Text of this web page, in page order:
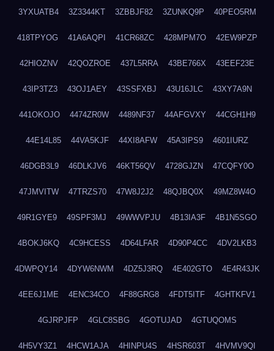
3YXUATB4 3Z3344KT 3ZBBJF82 3ZUNKQ9P 40PEO5RM
418TPYOG 41A6AQPI 41CR68ZC 428MPM7O 42EW9PZP
42HIOZNV 42QOZROE 437L5RRA 43BE766X 43EEF23E
43IP3TZ3 43OJ1AEY 43SSFXBJ 43U16JLC 43XY7A9N
441OKOJO 4474ZR0W 4489NF37 44AFGVXY 44CGH1H9
44E14L85 44VA5KJF 44XI8AFW 45A3IPS9 4601IURZ
46DGB3L9 46DLKJV6 46KT56QV 4728GJZN 47CQFY0O
47JMVITW 47TRZS70 47W8J2J2 48QJBQ0X 49MZ8W4O
49R1GYE9 49SPF3MJ 49WWVPJU 4B13IA3F 4B1N5SGO
4BOKJ6KQ 4C9HCESS 4D64LFAR 4D90P4CC 4DV2LKB3
4DWPQY14 4DYW6NWM 4DZ5J3RQ 4E402GTO 4E4R43JK
4EE6J1ME 4ENC34CO 4F88GRG8 4FDT5ITF 4GHTKFV1
4GJRPJFP 4GLC8SBG 4GOTUJAD 4GTUQOMS
4H5VY3Z1 4HCW1AJA 4HINPU4S 4HSR603T 4HVMV9QI